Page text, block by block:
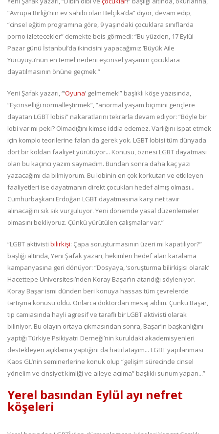
“Avrupa Birliği’nin ev sahibi olan Belçika’da” diyor, devam edip,
“cinsel eğitim programına göre, 9 yaşındaki çocuklara sınıflarda
porno izletecekler” demekte beis görmedi: “Bu yüzden, 17 Eylül
Pazar günü İstanbul’da ikincisini yapacağımız ‘Büyük Aile
Yürüyüşü’nün en temel nedeni eşcinsel yaşamın çocuklara
dayatılmasının önüne geçmek.”
Yeni Şafak yazarı, “‘Oyuna’ gelmemek!” başlıklı köşe yazısında,
“Eşcinselliği normalleştirmek”, “anormal yaşam biçimini gençlere
dayatan LGBT lobisi” nakaratlarını tekrarla devam ediyor: “Böyle bir
lobi var mı peki? Olmadığını kimse iddia edemez. Varlığını ispat etmek
için komplo teorilerine falan da gerek yok. LGBT lobisi tüm dünyada
dört bir koldan faaliyet yürütüyor... Konusu, öznesi LGBT dayatması
olan bu kaçıncı yazım saymadım. Bundan sonra daha kaç yazı
yazacağımı da bilmiyorum. Bu lobinin en çok korkutan ve etkileyen
faaliyetleri ise dayatmanın direkt çocukları hedef almış olması...
Cumhurbaşkanı Erdoğan LGBT dayatmasına karşı net tavır
alınacağını sık sık vurguluyor. Yeni dönemde yasal düzenlemeler
olmasını bekliyoruz. Çünkü yürütülen çalışmalar var.”
“LGBT aktivisti bilirkişi: Çapa soruşturmasının üzeri mi kapatılıyor?”
başlığı altında, Yeni Şafak yazarı, hekimleri hedef alan karalama
kampanyasına geri dönüyor: “Dosyaya, ‘soruşturma bilirkişisi olarak’
Hacettepe Üniversitesi’nden Koray Başar’ın atandığı söyleniyor.
Koray Başar ismi dünden beri konuya hassas tüm çevrelerde
tartışma konusu oldu. Onlarca doktordan mesaj aldım. Çünkü Başar,
tıp camiasında hayli agresif ve taraflı bir LGBT aktivisti olarak
biliniyor. Bu olayın ortaya çıkmasından sonra, Başar’ın başkanlığını
yaptığı Türkiye Psikiyatri Derneği’nin kuruldaki akademisyenleri
destekleyen açıklama yaptığını da hatırlatayım... LGBT yapılanması
Kaos GL’nin seminerlerine konuk olup “gelişim sürecinde cinsel
yönelim ve cinsiyet kimliği ve aileye açılma” başlıklı sunum yapan...”
Yerel basından Eylül ayı nefret
köşeleri